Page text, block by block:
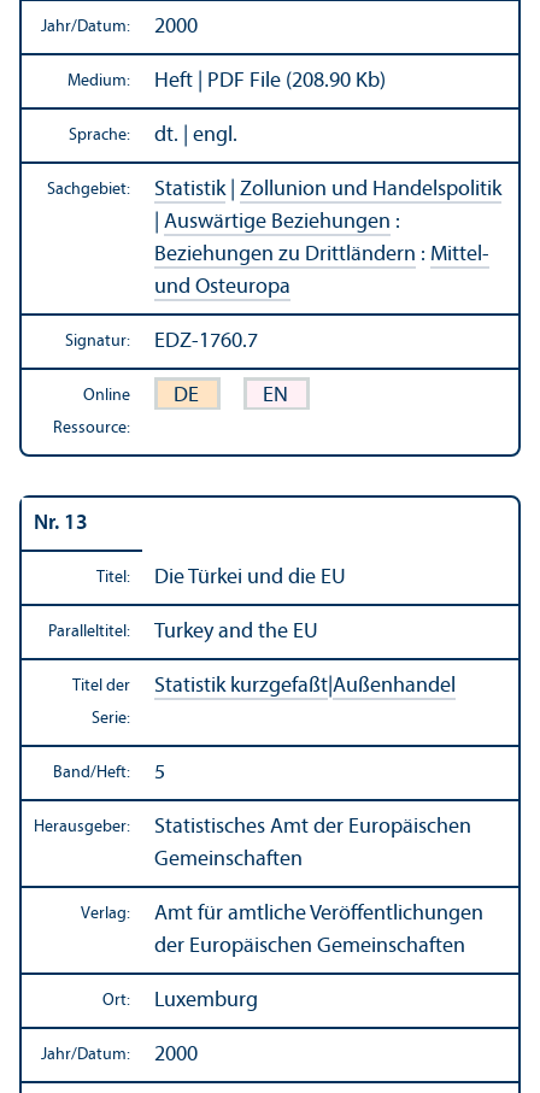
Jahr/Datum: 2000
Medium: Heft | PDF File (208.90 Kb)
Sprache: dt. | engl.
Sachgebiet: Statistik| Zollunion und Handels­politik
Auswärtige Beziehungen :
Beziehungen zu Drittländern : Mittel-
und Osteuropa
Signatur: EDZ-1760.7
Online
Ressource:
DE EN
Nr. 13
Titel: Die Türkei und die EU
Paralleltitel: Turkey and the EU
Titel der
Serie:
Statistik kurzgefaßt Außen­handel
Band/Heft: 5
Herausgeber:
Statistisches Amt der Europäischen
Gemeinschaften
Verlag:
Amt für amtliche Veröffentlichungen
der Europäischen Gemeinschaften
Ort: Luxemburg
Jahr/Datum: 2000